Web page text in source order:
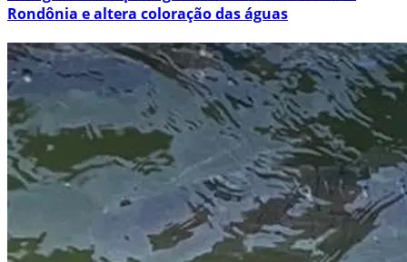
Rondônia e altera coloração das águas